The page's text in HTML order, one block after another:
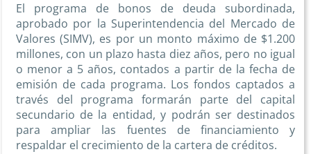
El programa de bonos de deuda subordinada,
aprobado por la Superintendencia del Mercado de
Valores (SIMV), es por un monto máximo de $1.200
millones, con un plazo hasta diez años, pero no igual
o menor a 5 años, contados a partir de la fecha de
emisión de cada programa. Los fondos captados a
través del programa formarán parte del capital
secundario de la entidad, y podrán ser destinados
para ampliar las fuentes de financiamiento y
respaldar el crecimiento de la cartera de créditos.